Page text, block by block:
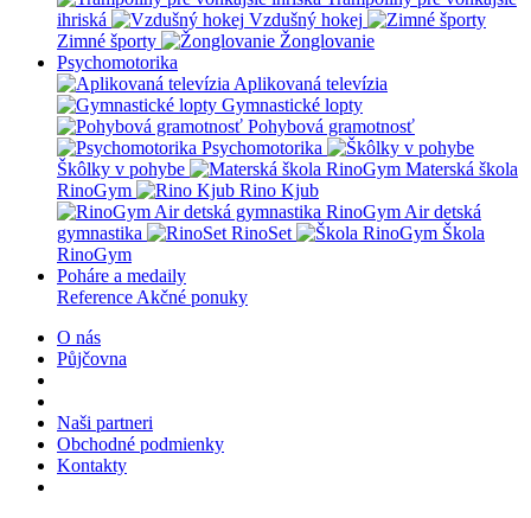
ihriská
Vzdušný hokej
Zimné športy
Žonglovanie
Psychomotorika
Aplikovaná televízia
Gymnastické lopty
Pohybová gramotnosť
Psychomotorika
Škôlky v pohybe
Materská škola
RinoGym
Rino Kjub
RinoGym Air detská
gymnastika
RinoSet
Škola
RinoGym
Poháre a medaily
Reference Akčné ponuky
O nás
Půjčovna
Naši partneri
Obchodné podmienky
Kontakty